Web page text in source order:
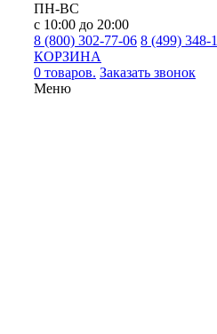
ПН-ВС
с 10:00 до 20:00
8 (800) 302-77-06 8 (499) 348-
КОРЗИНА
0 товаров. Заказать звонок
Меню